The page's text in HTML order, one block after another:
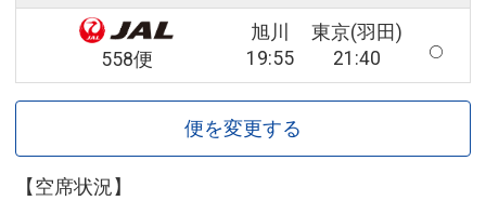
558便
旭川
19:55
東京(羽田)
21:40
便を変更する
【空席状況】